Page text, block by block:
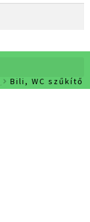
Bili, WC szűkítő